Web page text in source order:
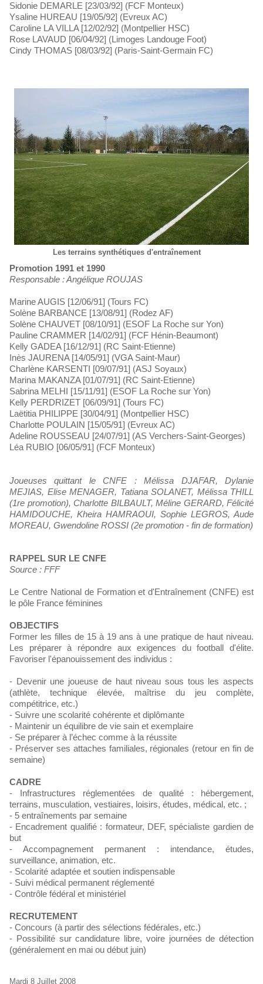
Sidonie DEMARLE [23/03/92] (FCF Monteux)
Ysaline HUREAU [19/05/92] (Evreux AC)
Caroline LA VILLA [12/02/92] (Montpellier HSC)
Rose LAVAUD [06/04/92] (Limoges Landouge Foot)
Cindy THOMAS [08/03/92] (Paris-Saint-Germain FC)
Les terrains synthétiques d'entraînement
Promotion 1991 et 1990
Responsable : Angélique ROUJAS
Marine AUGIS [12/06/91] (Tours FC)
Solène BARBANCE [13/08/91] (Rodez AF)
Solène CHAUVET [08/10/91] (ESOF La Roche sur Yon)
Pauline CRAMMER [14/02/91] (FCF Hénin-Beaumont)
Kelly GADEA [16/12/91] (RC Saint-Etienne)
Inès JAURENA [14/05/91] (VGA Saint-Maur)
Charlène KARSENTI [09/07/91] (ASJ Soyaux)
Marina MAKANZA [01/07/91] (RC Saint-Etienne)
Sabrina MELHI [15/11/91] (ESOF La Roche sur Yon)
Kelly PERDRIZET [06/09/91] (Tours FC)
Laëtitia PHILIPPE [30/04/91] (Montpellier HSC)
Charlotte POULAIN [15/05/91] (Evreux AC)
Adeline ROUSSEAU [24/07/91] (AS Verchers-Saint-Georges)
Léa RUBIO [06/05/91] (FCF Monteux)
Joueuses quittant le CNFE : Mélissa DJAFAR, Dylanie
MEJIAS, Elise MENAGER, Tatiana SOLANET, Mélissa THILL
(1re promotion), Charlotte BILBAULT, Méline GERARD, Félicité
HAMIDOUCHE, Kheira HAMRAOUI, Sophie LEGROS, Aude
MOREAU, Gwendoline ROSSI (2e promotion - fin de formation)
RAPPEL SUR LE CNFE
Source : FFF
Le Centre National de Formation et d'Entraînement (CNFE) est
le pôle France féminines
OBJECTIFS
Former les filles de 15 à 19 ans à une pratique de haut niveau.
Les préparer à répondre aux exigences du football d'élite.
Favoriser l'épanouissement des individus :
- Devenir une joueuse de haut niveau sous tous les aspects
(athlète, technique élevée, maîtrise du jeu complète,
compétitrice, etc.)
- Suivre une scolarité cohérente et diplômante
- Maintenir un équilibre de vie sain et exemplaire
- Se préparer à l’échec comme à la réussite
- Préserver ses attaches familiales, régionales (retour en fin de
semaine)
CADRE
- Infrastructures réglementées de qualité : hébergement,
terrains, musculation, vestiaires, loisirs, études, médical, etc. ;
- 5 entraînements par semaine
- Encadrement qualifié : formateur, DEF, spécialiste gardien de
but
- Accompagnement permanent : intendance, études,
surveillance, animation, etc.
- Scolarité adaptée et soutien indispensable
- Suivi médical permanent réglementé
- Contrôle fédéral et ministériel
RECRUTEMENT
- Concours (à partir des sélections fédérales, etc.)
- Possibilité sur candidature libre, voire journées de détection
(généralement en mai ou début juin)
Mardi 8 Juillet 2008